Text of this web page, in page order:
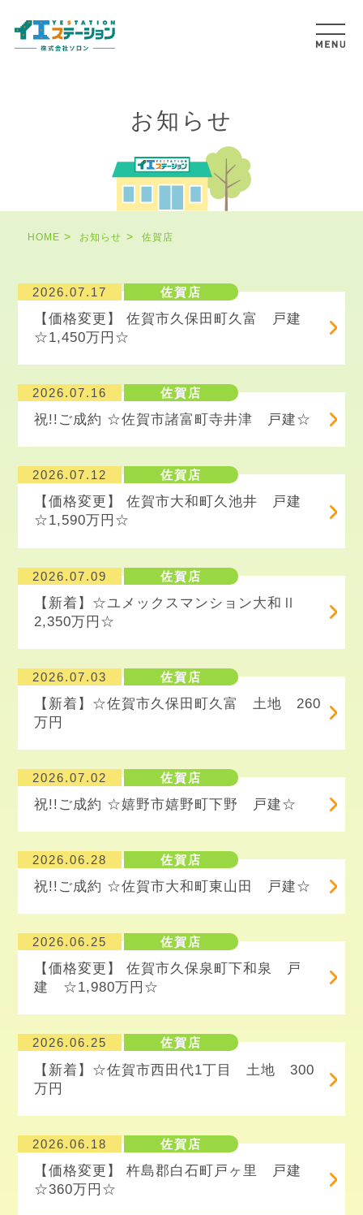
お知らせ
HOME お知らせ 佐賀店
2026.07.17 佐賀店
【価格変更】 佐賀市久保田町久富 戸建
☆1,450万円☆
2026.07.16 佐賀店
祝!!ご成約 ☆佐賀市諸富町寺井津 戸建☆
2026.07.12 佐賀店
【価格変更】 佐賀市大和町久池井 戸建
☆1,590万円☆
2026.07.09 佐賀店
【新着】☆ユメックスマンション大和Ⅱ
2,350万円☆
2026.07.03 佐賀店
【新着】☆佐賀市久保田町久富 土地 260
万円
2026.07.02 佐賀店
祝!!ご成約 ☆嬉野市嬉野町下野 戸建☆
2026.06.28 佐賀店
祝!!ご成約 ☆佐賀市大和町東山田 戸建☆
2026.06.25 佐賀店
【価格変更】 佐賀市久保泉町下和泉 戸
建 ☆1,980万円☆
2026.06.25 佐賀店
【新着】☆佐賀市西田代1丁目 土地 300
万円
2026.06.18 佐賀店
【価格変更】 杵島郡白石町戸ヶ里 戸建
☆360万円☆